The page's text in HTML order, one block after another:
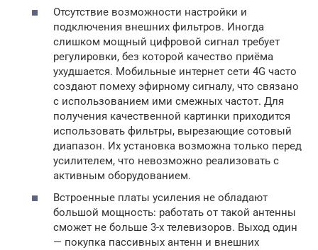
Отсутствие возможности настройки и
подключения внешних фильтров. Иногда
слишком мощный цифровой сигнал требует
регулировки, без которой качество приёма
ухудшается. Мобильные интернет сети 4G часто
создают помеху эфирному сигналу, что связано
с использованием ими смежных частот. Для
получения качественной картинки приходится
использовать фильтры, вырезающие сотовый
диапазон. Их установка возможна только перед
усилителем, что невозможно реализовать с
активным оборудованием.
Встроенные платы усиления не обладают
большой мощность: работать от такой антенны
сможет не больше 3-х телевизоров. Выход один
— покупка пассивных антенн и внешних